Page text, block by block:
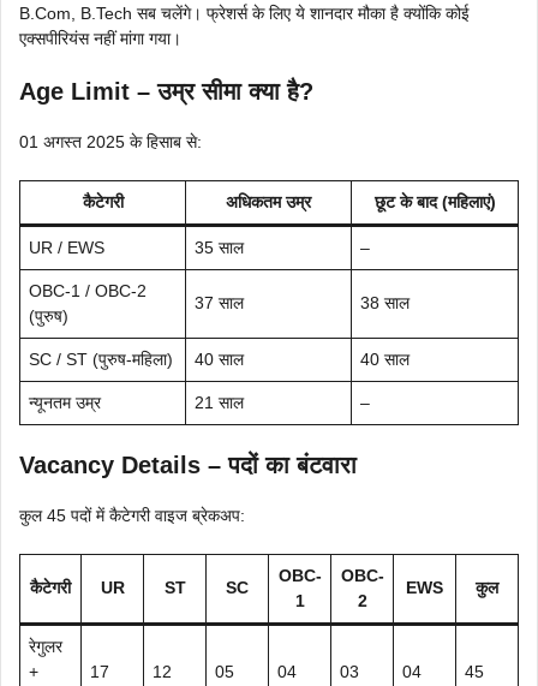
B.Com, B.Tech सब चलेंगे। फ्रेशर्स के लिए ये शानदार मौका है क्योंकि कोई
एक्सपीरियंस नहीं मांगा गया।
Age Limit – उम्र सीमा क्या है?
01 अगस्त 2025 के हिसाब से:
कैटेगरी अधिकतम उम्र छूट के बाद (महिलाएं)
UR / EWS 35 साल –
OBC-1 / OBC-2
(पुरुष)
37 साल 38 साल
SC / ST (पुरुष-महिला) 40 साल 40 साल
न्यूनतम उम्र 21 साल –
Vacancy Details – पदों का बंटवारा
कुल 45 पदों में कैटेगरी वाइज ब्रेकअप:
कैटेगरी UR ST SC
OBC-
1
OBC-
2
EWS कुल
रेगुलर
+
17 12 05 04 03 04 45